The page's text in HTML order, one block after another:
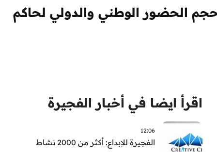
الحضور الوطني والدولي لحاكم
اقرأ ايضا في أخبار الفجيرة
12:06
الفجيرة للإبداع: أكثر من 2000 نشاط